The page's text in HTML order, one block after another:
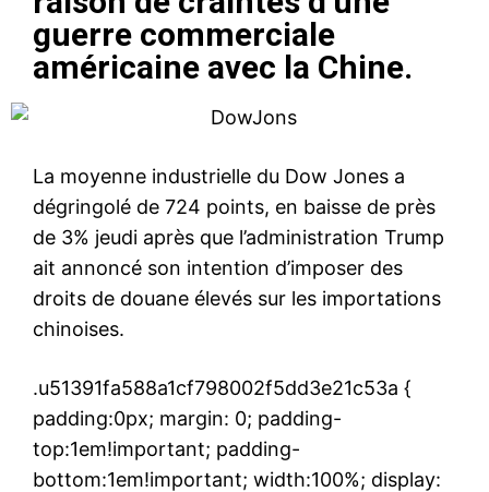
guerre commerciale
américaine avec la Chine.
La moyenne industrielle du Dow Jones a
dégringolé de 724 points, en baisse de près
de 3% jeudi après que l’administration Trump
ait annoncé son intention d’imposer des
droits de douane élevés sur les importations
chinoises.
.u51391fa588a1cf798002f5dd3e21c53a {
padding:0px; margin: 0; padding-
top:1em!important; padding-
bottom:1em!important; width:100%; display: